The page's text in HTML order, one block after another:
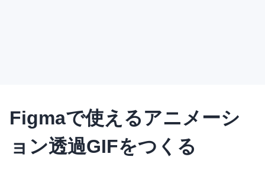
Figmaで使えるアニメーシ
ョン透過GIFをつくる